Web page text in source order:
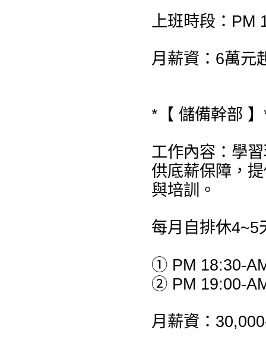
上班時段：PM
月薪資：6萬元
*【 儲備幹部
工作內容：學
供底薪保障，
與培訓。
每月自排休4~5
① PM 18:30-
② PM 19:00-
月薪資：